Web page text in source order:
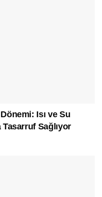
Isı ve Su
Tasarruf Sağlıyor